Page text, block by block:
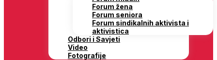
Forum žena
Forum seniora
Forum sindikalnih aktivista i
aktivistica
Odbori i Savjeti
Video
Fotografije